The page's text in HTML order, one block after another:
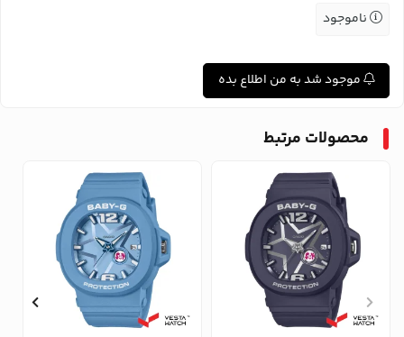
ناموجود
موجود شد به من اطلاع بده
محصولات مرتبط